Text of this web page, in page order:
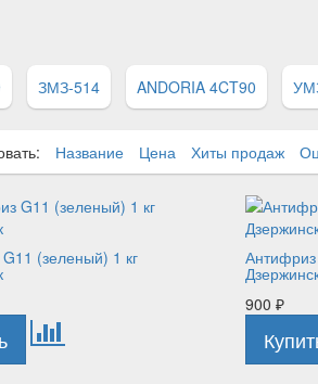
ЗМЗ-514 ANDORIA 4CT90
Название Цена Хиты продаж
(зеленый) 1 кг
900₽